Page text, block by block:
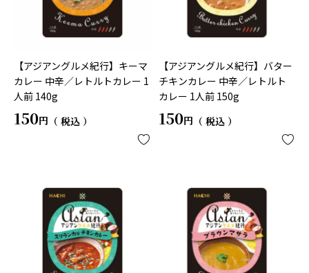
【アジアングルメ紀行】キーマ
カレー 中辛／レトルトカレー 1
人前 140g
150 税込
【アジアングルメ紀行】バター
チキンカレー 中辛／レトルト
カレー 1人前 150g
150 税込